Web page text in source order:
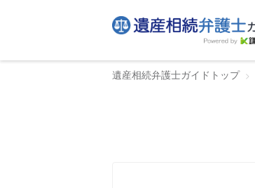
遺産相続弁護士ガイドトップ